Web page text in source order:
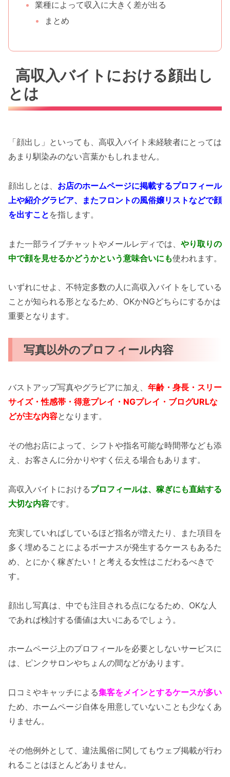
業種によって収入に大きく差が出る
まとめ
高収入バイトにおける顔出し
とは
「顔出し」といっても、高収入バイト未経験者にとっては
あまり馴染みのない言葉かもしれません。
顔出しとは、 お店のホームページに掲載するプロフィール
上や紹介グラビア、またフロントの風俗嬢リストなどで顔
を出すこと を指します。
また一部ライブチャットやメールレディでは、 やり取りの
中で顔を見せるかどうかという意味合いにも使われます。
いずれにせよ、不特定多数の人に高収入バイトをしている
ことが知られる形となるため、OKかNGどちらにするかは
重要となります。
写真以外のプロフィール内容
バストアップ写真やグラビアに加え、 年齢・身長・スリー
サイズ・性感帯・得意プレイ・NGプレイ・ブログURLな
どが主な内容となります。
その他お店によって、シフトや指名可能な時間帯なども添
え、お客さんに分かりやすく伝える場合もあります。
高収入バイトにおけるプロフィールは、稼ぎにも直結する
大切な内容です。
充実していればしているほど指名が増えたり、また項目を
多く埋めることによるボーナスが発生するケースもあるた
め、とにかく稼ぎたい！と考える女性はこだわるべきで
す。
顔出し写真は、中でも注目される点になるため、OKな人
であれば検討する価値は大いにあるでしょう。
ホームページ上のプロフィールを必要としないサービスに
は、ピンクサロンやちょんの間などがあります。
口コミやキャッチによる集客をメインとするケースが多い
ため、ホームページ自体を用意していないことも少なくあ
りません。
その他例外として、違法風俗に関してもウェブ掲載が行わ
れることはほとんどありません。